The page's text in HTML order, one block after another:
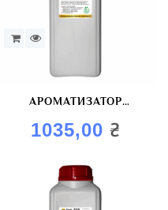
АРОМАТИЗАТОР
ХАРЧОВИЙ “МЕД-
ГІРЧИЦЯ”
1035,00 ₴